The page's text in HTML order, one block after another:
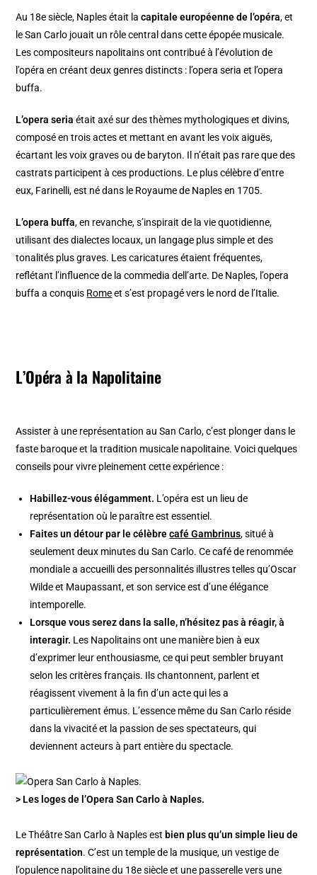
Au 18e siècle, Naples était lacapitale européenne de l’opéra, et
le San Carlo jouait un rôle central dans cette épopée musicale.
Les compositeurs napolitains ont contribué à l’évolution de
l’opéra en créant deux genres distincts : l’opera seria et l’opera
buffa.
L’opera seria était axé sur des thèmes mythologiques et divins,
composé en trois actes et mettant en avant les voix aiguës,
écartant les voix graves ou de baryton. Il n’était pas rare que des
castrats participent à ces productions. Le plus célèbre d’entre
eux, Farinelli, est né dans le Royaume de Naples en 1705.
L’opera buffa, en revanche, s’inspirait de la vie quotidienne,
utilisant des dialectes locaux, un langage plus simple et des
tonalités plus graves. Les caricatures étaient fréquentes,
reflétant l’influence de la commedia dell’arte. De Naples, l’opera
buffa a conquis Romeet s’est propagé vers le nord de l’Italie.
L’Opéra à la Napolitaine
Assister à une représentation au San Carlo, c’est plonger dans le
faste baroque et la tradition musicale napolitaine. Voici quelques
conseils pour vivre pleinement cette expérience :
Habillez-vous élégamment. L’opéra est un lieu de
représentation où le paraître est essentiel.
Faites un détour par le célèbrecafé Gambrinus, situé à
seulement deux minutes du San Carlo. Ce café de renommée
mondiale a accueilli des personnalités illustres telles qu’Oscar
Wilde et Maupassant, et son service est d’une élégance
intemporelle.
Lorsque vous serez dans la salle, n’hésitez pas à réagir, à
interagir. Les Napolitains ont une manière bien à eux
d’exprimer leur enthousiasme, ce qui peut sembler bruyant
selon les critères français. Ils chantonnent, parlent et
réagissent vivement à la fin d’un acte qui les a
particulièrement émus. L’essence même du San Carlo réside
dans la vivacité et la passion de ses spectateurs, qui
deviennent acteurs à part entière du spectacle.
> Les loges de l’Opera San Carlo à Naples.
Le Théâtre San Carlo à Naples est bien plus qu’un simple lieu de
représentation. C’est un temple de la musique, un vestige de
l’opulence napolitaine du 18e siècle et une passerelle vers une